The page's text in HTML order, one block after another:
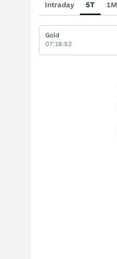
Intraday 5T 1M
Gold
07:18:53